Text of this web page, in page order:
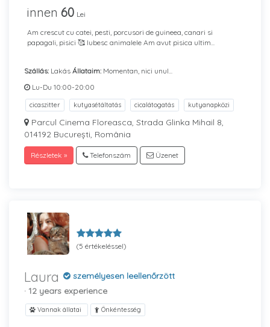
innen 60 Lei
Am crescut cu catei, pesti, porcusori de guineea, canari si
papagali, pisici 🥰 Iubesc animalele Am avut pisica ultim...
Szállás: Lakás Állataim: Momentan, nici unul...
Lu-Du 10:00-20:00
cicaszitter kutyasétáltatás cicalátogatás kutyanapközi
Parcul Cinema Floreasca, Strada Glinka Mihail 8,
014192 București, România
Részletek » Telefonszám Üzenet
(5 értékeléssel)
Laura
személyesen leellenőrzött
· 12 years experience
Vannak állatai Önkéntesség